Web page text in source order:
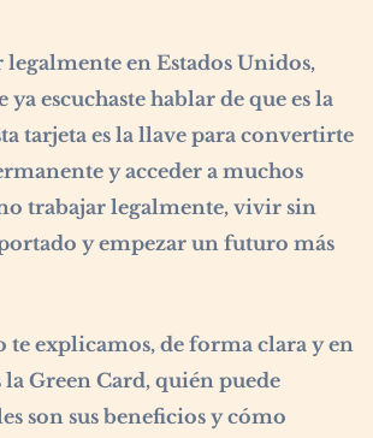
en Estados Unidos,
escuchaste hablar de que es la
tarjeta es la llave para convertirte
y acceder a muchos
trabajar legalmente, vivir sin
y empezar un futuro más
te explicamos, de forma clara y en
la Green Card, quién puede
son sus beneficios y cómo